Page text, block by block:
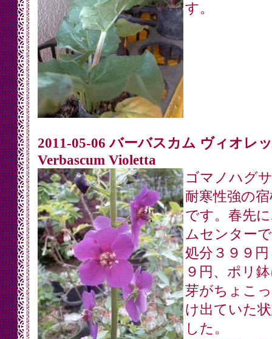
す。
2011-05-06 バーバスカム ヴィオレ
Verbascum Violetta
ゴマノハグ
耐寒性強の
です。春先
ムセンター
処分３９９
９円、ポリ
芽がちょこ
け出ていた
した。